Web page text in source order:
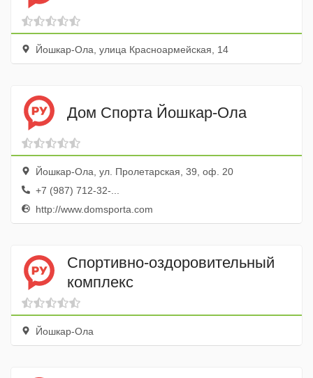
Йошкар-Ола, улица Красноармейская, 14
Дом Спорта Йошкар-Ола
Йошкар-Ола, ул. Пролетарская, 39, оф. 20
+7 (987) 712-32-...
http://www.domsporta.com
Спортивно-оздоровительный
комплекс
Йошкар-Ола